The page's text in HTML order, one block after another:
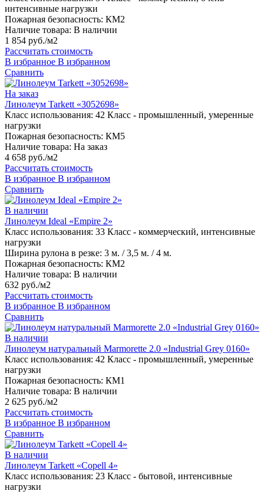
интенсивные нагрузки
Пожарная безопасность: КМ2
Наличие товара: В наличии
1 854 руб./м2
Рассчитать стоимость
В избранное В избранном
Сравнить
На заказ
Линолеум Tarkett «3052698»
Класс использования: 42 Класс - промышленный, умеренные
нагрузки
Пожарная безопасность: КМ5
Наличие товара: На заказ
4 658 руб./м2
Рассчитать стоимость
В избранное В избранном
Сравнить
В наличии
Линолеум Ideal «Empire 2»
Класс использования: 33 Класс - коммерческий, интенсивные
нагрузки
Ширина рулона в резке: 3 м. / 3,5 м. / 4 м.
Пожарная безопасность: КМ2
Наличие товара: В наличии
632 руб./м2
Рассчитать стоимость
В избранное В избранном
Сравнить
В наличии
Линолеум натуральный Marmorette 2.0 «Industrial Grey 0160»
Класс использования: 42 Класс - промышленный, умеренные
нагрузки
Пожарная безопасность: КМ1
Наличие товара: В наличии
2 625 руб./м2
Рассчитать стоимость
В избранное В избранном
Сравнить
В наличии
Линолеум Tarkett «Copell 4»
Класс использования: 23 Класс - бытовой, интенсивные
нагрузки